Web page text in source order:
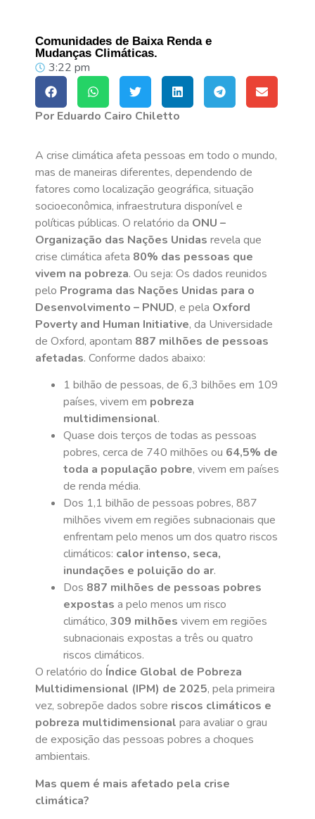
Comunidades de Baixa Renda e
Mudanças Climáticas.
3:22 pm
Por Eduardo Cairo Chiletto
A crise climática afeta pessoas em todo o mundo,
mas de maneiras diferentes, dependendo de
fatores como localização geográfica, situação
socioeconômica, infraestrutura disponível e
políticas públicas. O relatório da ONU –
Organização das Nações Unidas revela que
crise climática afeta 80% das pessoas que
vivem na pobreza. Ou seja: Os dados reunidos
pelo Programa das Nações Unidas para o
Desenvolvimento – PNUD, e pela Oxford
Poverty and Human Initiative, da Universidade
de Oxford, apontam 887 milhões de pessoas
afetadas. Conforme dados abaixo:
1 bilhão de pessoas, de 6,3 bilhões em 109
países, vivem em pobreza
multidimensional.
Quase dois terços de todas as pessoas
pobres, cerca de 740 milhões ou 64,5% de
toda a população pobre, vivem em países
de renda média.
Dos 1,1 bilhão de pessoas pobres, 887
milhões vivem em regiões subnacionais que
enfrentam pelo menos um dos quatro riscos
climáticos: calor intenso, seca,
inundações e poluição do ar.
Dos 887 milhões de pessoas pobres
expostas a pelo menos um risco
climático, 309 milhões vivem em regiões
subnacionais expostas a três ou quatro
riscos climáticos.
O relatório do Índice Global de Pobreza
Multidimensional (IPM) de 2025, pela primeira
vez, sobrepõe dados sobre riscos climáticos e
pobreza multidimensional para avaliar o grau
de exposição das pessoas pobres a choques
ambientais.
Mas quem é mais afetado pela crise
climática?